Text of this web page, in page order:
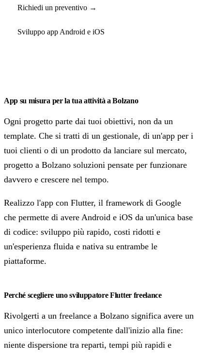
Richiedi un preventivo →
Sviluppo app Android e iOS
App su misura per la tua attività a Bolzano
Ogni progetto parte dai tuoi obiettivi, non da un
template. Che si tratti di un gestionale, di un'app per i
tuoi clienti o di un prodotto da lanciare sul mercato,
progetto a Bolzano soluzioni pensate per funzionare
davvero e crescere nel tempo.
Realizzo l'app con Flutter, il framework di Google
che permette di avere Android e iOS da un'unica base
di codice: sviluppo più rapido, costi ridotti e
un'esperienza fluida e nativa su entrambe le
piattaforme.
Perché scegliere uno sviluppatore Flutter freelance
Rivolgerti a un freelance a Bolzano significa avere un
unico interlocutore competente dall'inizio alla fine:
niente dispersione tra reparti, tempi più rapidi e